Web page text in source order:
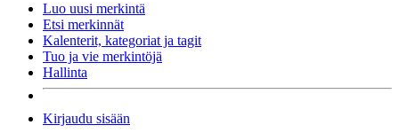
Luo uusi merkintä
Etsi merkinnät
Kalenterit, kategoriat ja tagit
Tuo ja vie merkintöjä
Hallinta
Kirjaudu sisään